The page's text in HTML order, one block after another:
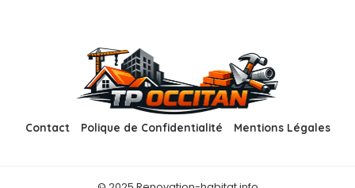
Contact Polique de Confidentialité Mentions Légales